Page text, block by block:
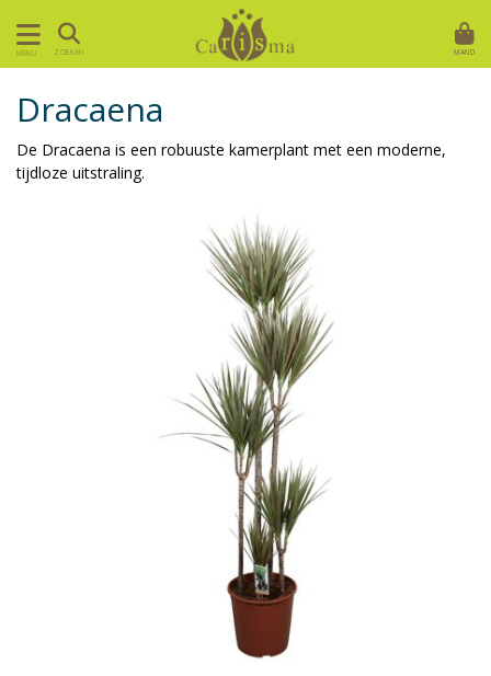
MENU ZOEKEN MAND
Dracaena
De Dracaena is een robuuste kamerplant met een moderne,
tijdloze uitstraling.